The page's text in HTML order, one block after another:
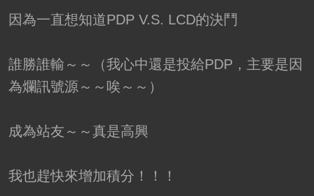
因為一直想知道PDP V.S. LCD的決鬥
誰勝誰輸～～（我心中還是投給PDP，主要是因
為爛訊號源～～唉～～）
成為站友～～真是高興
我也趕快來增加積分！！！